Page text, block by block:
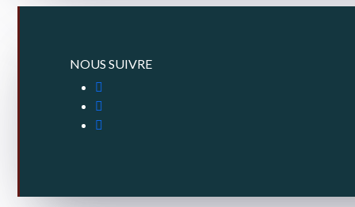
NOUS SUIVRE